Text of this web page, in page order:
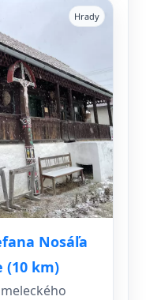
Nosáľa
(10 km)
Hrady